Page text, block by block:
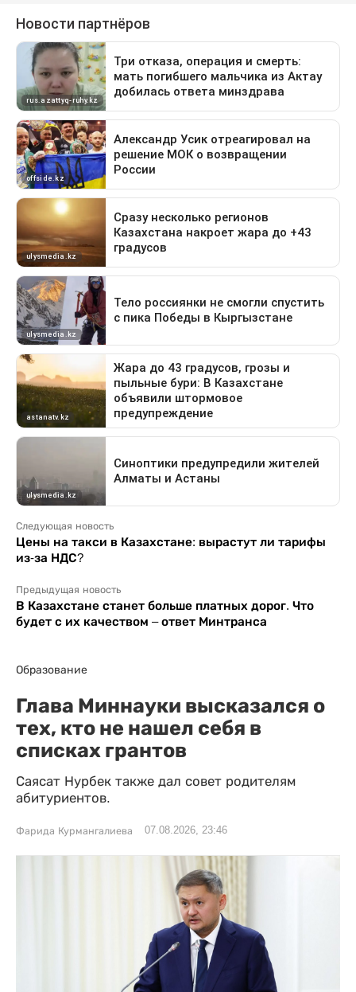
Следующая новость
Цены на такси в Казахстане: вырастут ли тарифы
из-за НДС?
Предыдущая новость
В Казахстане станет больше платных дорог. Что
будет с их качеством – ответ Минтранса
Образование
Глава Миннауки высказался о
тех, кто не нашел себя в
списках грантов
Саясат Нурбек также дал совет родителям
абитуриентов.
Фарида Курмангалиева 07.08.2026, 23:46